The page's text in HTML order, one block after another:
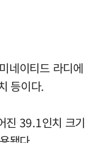
네이티드 라디에
등이다.
진 39.1인치 크기